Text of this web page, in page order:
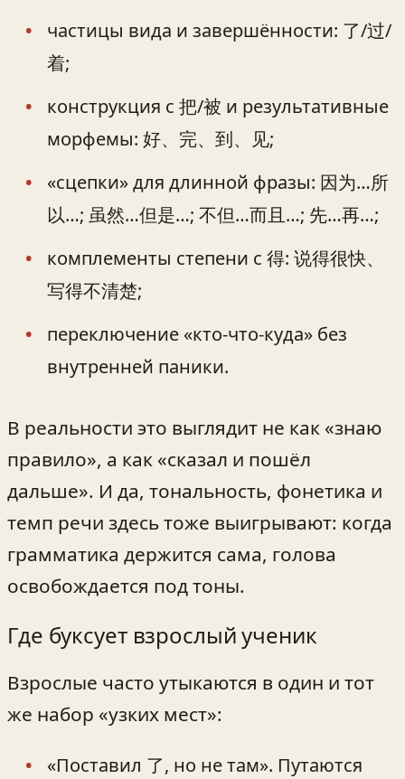
частицы вида и завершённости: 了/过/
着;
конструкция с 把/被 и результативные
морфемы: 好、完、到、见;
«сцепки» для длинной фразы: 因为…所
以…; 虽然…但是…; 不但…而且…; 先…再…;
комплементы степени с 得: 说得很快、
写得不清楚;
переключение «кто-что-куда» без
внутренней паники.
В реальности это выглядит не как «знаю
правило», а как «сказал и пошёл
дальше». И да, тональность, фонетика и
темп речи здесь тоже выигрывают: когда
грамматика держится сама, голова
освобождается под тоны.
Где буксует взрослый ученик
Взрослые часто утыкаются в один и тот
же набор «узких мест»:
«Поставил 了, но не там». Путаются